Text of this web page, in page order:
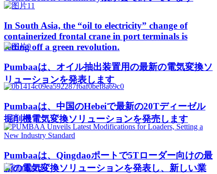
In South Asia, the “oil to electricity” change of
containerized frontal crane in port terminals is
setting off a green revolution.
Pumbaaは、オイル抽出装置用の最新の電気変換ソ
リューションを発表します
Pumbaaは、中国のHebeiで最新の20Tディーゼル
掘削機電気変換ソリューションを発売します
Pumbaaは、Qingdaoポートで5Tローダー向けの最
新の電気変換ソリューションを発表し、新しい業